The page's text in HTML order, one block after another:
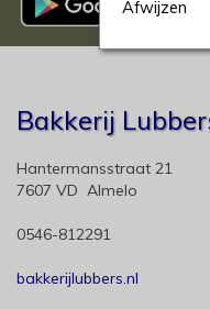
Bakkerij
Hantermansstraat 21
7607 VD Almelo
0546-812291
bakkerijlubbers.nl
Afwijzen